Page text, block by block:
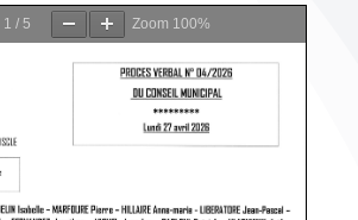
1 / 5 Zoom 100%